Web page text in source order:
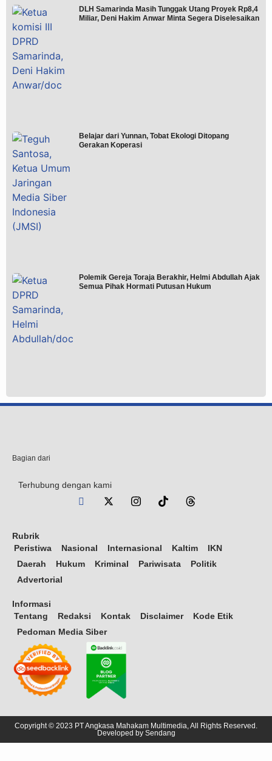
DLH Samarinda Masih Tunggak Utang Proyek Rp8,4
Miliar, Deni Hakim Anwar Minta Segera Diselesaikan
Belajar dari Yunnan, Tobat Ekologi Ditopang
Gerakan Koperasi
Polemik Gereja Toraja Berakhir, Helmi Abdullah Ajak
Semua Pihak Hormati Putusan Hukum
Bagian dari
Terhubung dengan kami
Rubrik
Peristiwa
Nasional Internasional Kaltim
IKN
Daerah
Hukum Kriminal Pariwisata
Politik
Advertorial
Informasi
Tentang
Redaksi Kontak Disclaimer
Kode Etik
Pedoman Media Siber
Copyright © 2023 PT Angkasa Mahakam Multimedia, All Rights Reserved.
Developed by Sendang